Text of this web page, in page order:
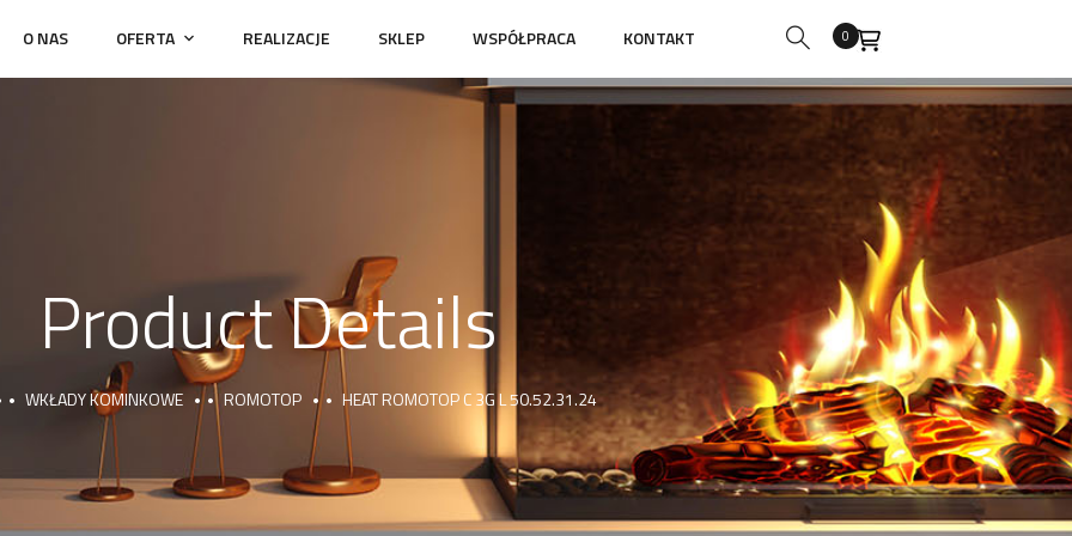
O NAS OFERTA REALIZACJE SKLEP WSPÓŁPRACA KONTAKT 0
Product Details
WKŁADY KOMINKOWE ROMOTOP HEAT ROMOTOP C 3G L 50.52.31.24